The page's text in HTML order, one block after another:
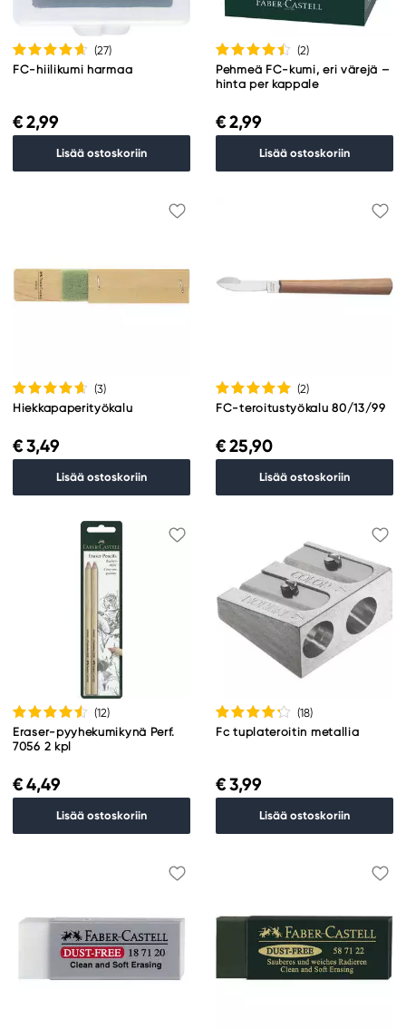
(27)
FC-hiilikumi harmaa
€ 2,99
Lisää ostoskoriin
(2)
Pehmeä FC-kumi, eri värejä –
hinta per kappale
€ 2,99
Lisää ostoskoriin
(3)
Hiekkapaperityökalu
€ 3,49
Lisää ostoskoriin
(2)
FC-teroitustyökalu 80/13/99
€ 25,90
Lisää ostoskoriin
(12)
Eraser-pyyhekumikynä Perf.
7056 2 kpl
€ 4,49
Lisää ostoskoriin
(18)
Fc tuplateroitin metallia
€ 3,99
Lisää ostoskoriin